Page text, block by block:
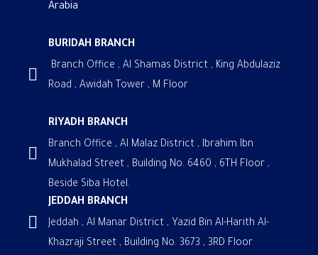
Arabia
BURIDAH BRANCH
Branch Office , Al Shamas District , King Abdulaziz
Road , Awidah Tower , M Floor
RIYADH BRANCH
Branch Office , Al Malaz District , Ibrahim Ibn
Mukhalad Street , Building No. 6460 , 6TH Floor ,
Beside Siba Hotel.
JEDDAH BRANCH
Jeddah , Al Manar District , Yazid Bin Al-Harith Al-
Khazraji Street , Building No. 3673 , 3RD Floor